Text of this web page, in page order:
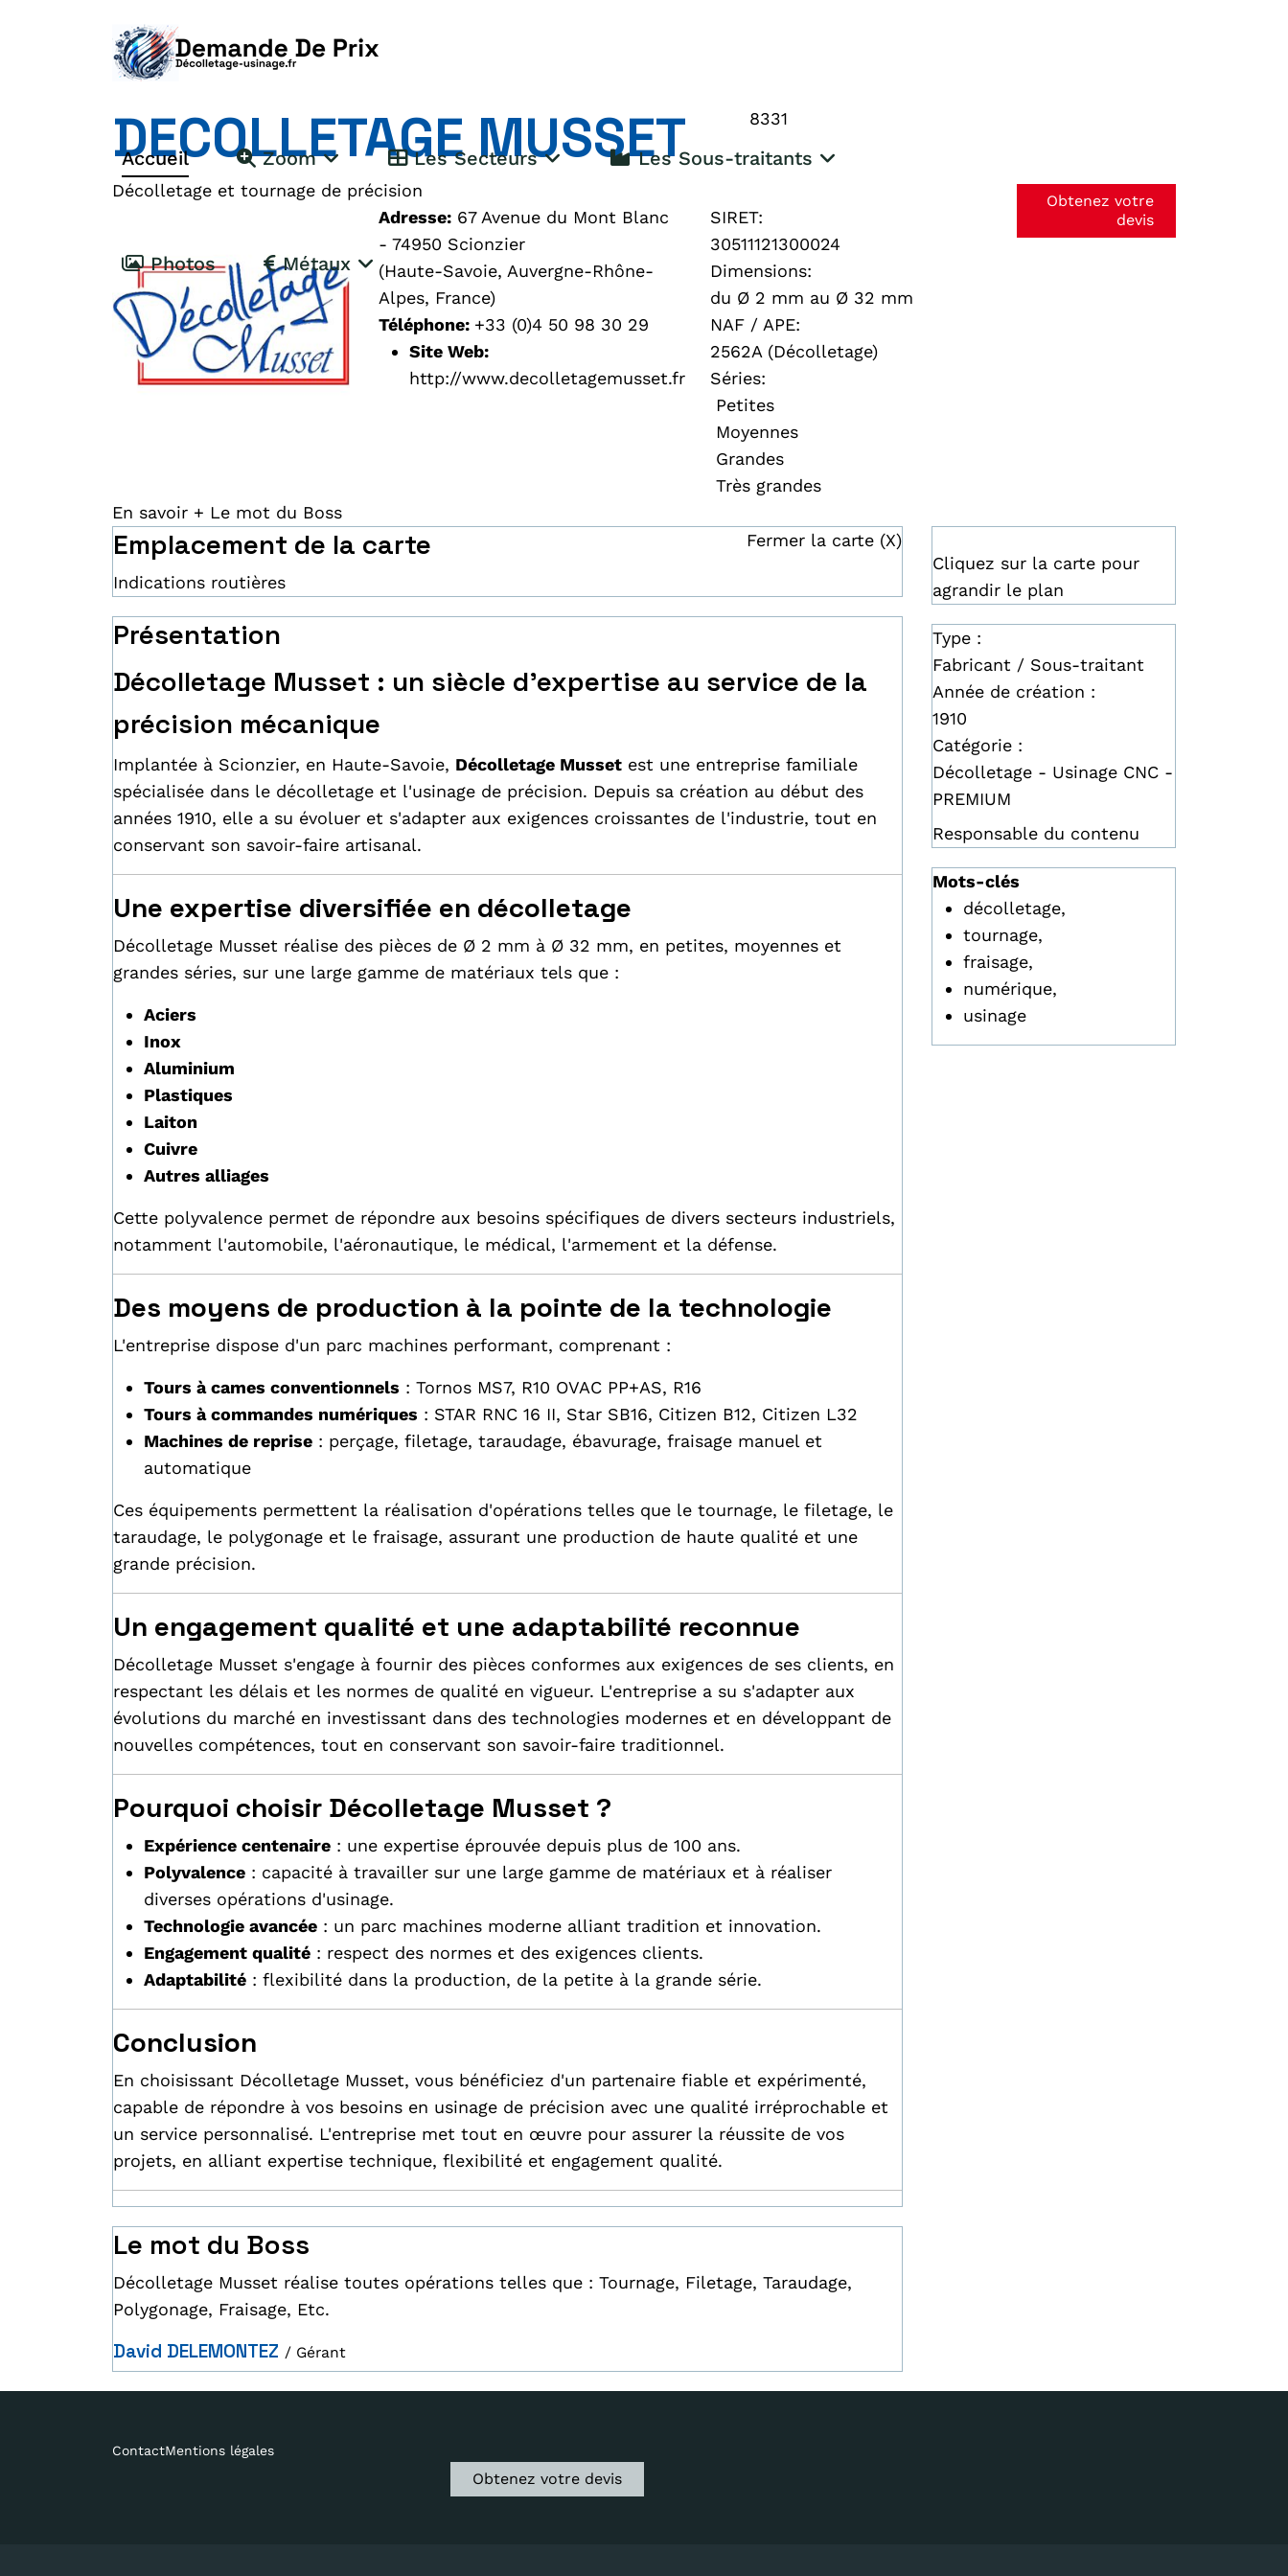
Accueil Zoom Les Secteurs Les Sous-traitants
Photos Métaux
Obtenez votre
devis
DECOLLETAGE MUSSET
Décolletage et tournage de précision
8331
Adresse: 67 Avenue du Mont Blanc
- 74950 Scionzier
(Haute-Savoie, Auvergne-Rhône-
Alpes, France)
Téléphone: +33 (0)4 50 98 30 29
Site Web:
http://www.decolletagemusset.fr
SIRET:
30511121300024
Dimensions:
du Ø 2 mm au Ø 32 mm
NAF / APE:
2562A (Décolletage)
Séries:
Petites
Moyennes
Grandes
Très grandes
En savoir + Le mot du Boss
Emplacement de la carte Fermer la carte (X)
Indications routières
Présentation
Décolletage Musset : un siècle d'expertise au service de la
précision mécanique
Implantée à Scionzier, en Haute-Savoie, Décolletage Musset est une entreprise familiale
spécialisée dans le décolletage et l'usinage de précision. Depuis sa création au début des
années 1910, elle a su évoluer et s'adapter aux exigences croissantes de l'industrie, tout en
conservant son savoir-faire artisanal.
Une expertise diversifiée en décolletage
Décolletage Musset réalise des pièces de Ø 2 mm à Ø 32 mm, en petites, moyennes et
grandes séries, sur une large gamme de matériaux tels que :
Aciers
Inox
Aluminium
Plastiques
Laiton
Cuivre
Autres alliages
Cette polyvalence permet de répondre aux besoins spécifiques de divers secteurs industriels,
notamment l'automobile, l'aéronautique, le médical, l'armement et la défense.
Des moyens de production à la pointe de la technologie
L'entreprise dispose d'un parc machines performant, comprenant :
Tours à cames conventionnels : Tornos MS7, R10 OVAC PP+AS, R16
Tours à commandes numériques : STAR RNC 16 II, Star SB16, Citizen B12, Citizen L32
Machines de reprise : perçage, filetage, taraudage, ébavurage, fraisage manuel et
automatique
Ces équipements permettent la réalisation d'opérations telles que le tournage, le filetage, le
taraudage, le polygonage et le fraisage, assurant une production de haute qualité et une
grande précision.
Un engagement qualité et une adaptabilité reconnue
Décolletage Musset s'engage à fournir des pièces conformes aux exigences de ses clients, en
respectant les délais et les normes de qualité en vigueur. L'entreprise a su s'adapter aux
évolutions du marché en investissant dans des technologies modernes et en développant de
nouvelles compétences, tout en conservant son savoir-faire traditionnel.
Pourquoi choisir Décolletage Musset ?
Expérience centenaire : une expertise éprouvée depuis plus de 100 ans.
Polyvalence : capacité à travailler sur une large gamme de matériaux et à réaliser
diverses opérations d'usinage.
Technologie avancée : un parc machines moderne alliant tradition et innovation.
Engagement qualité : respect des normes et des exigences clients.
Adaptabilité : flexibilité dans la production, de la petite à la grande série.
Conclusion
En choisissant Décolletage Musset, vous bénéficiez d'un partenaire fiable et expérimenté,
capable de répondre à vos besoins en usinage de précision avec une qualité irréprochable et
un service personnalisé. L'entreprise met tout en œuvre pour assurer la réussite de vos
projets, en alliant expertise technique, flexibilité et engagement qualité.
Le mot du Boss
Décolletage Musset réalise toutes opérations telles que : Tournage, Filetage, Taraudage,
Polygonage, Fraisage, Etc.
David DELEMONTEZ / Gérant
Cliquez sur la carte pour
agrandir le plan
Type :
Fabricant / Sous-traitant
Année de création :
1910
Catégorie :
Décolletage - Usinage CNC -
PREMIUM
Responsable du contenu
Mots-clés
décolletage,
tournage,
fraisage,
numérique,
usinage
ContactMentions légales
Obtenez votre devis